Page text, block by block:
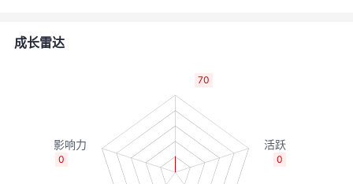
者
成长雷达
70
0
0